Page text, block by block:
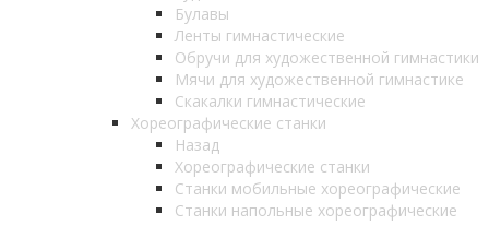
Булавы
Ленты гимнастические
Обручи для художественной гимнастики
Мячи для художественной гимнастике
Скакалки гимнастические
Хореографические станки
Назад
Хореографические станки
Станки мобильные хореографические
Станки напольные хореографические